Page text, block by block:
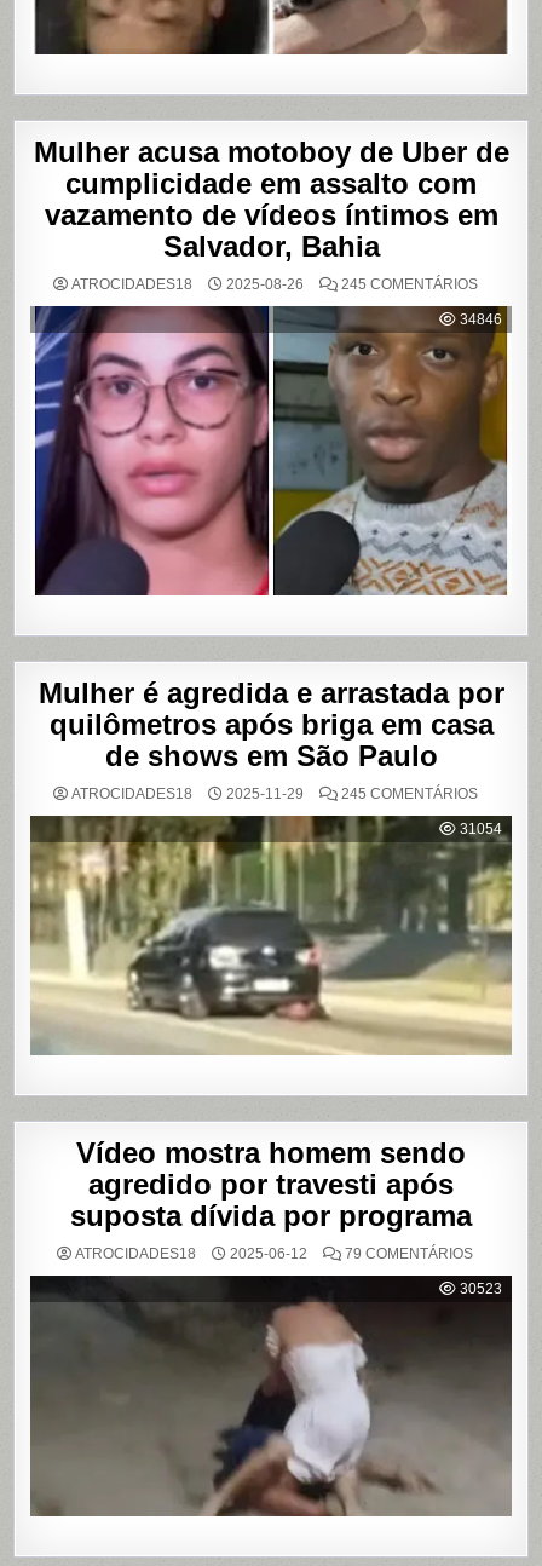
Mulher acusa motoboy de Uber de
cumplicidade em assalto com
vazamento de vídeos íntimos em
Salvador, Bahia
ATROCIDADES18 2025-08-26 245 COMENTÁRIOSEM
ACUSA
DE
UBER
DE
EM
DE
VÍDEOS
ÍNTIMOS
EM
BAHIA
34846
Mulher é agredida e arrastada por
quilômetros após briga em casa
de shows em São Paulo
ATROCIDADES18 2025-11-29 245 COMENTÁRIOSEM
É
E
POR
APÓS
BRIGA
EM
CASA
SHOWS
SÃO
PAULO
31054
Vídeo mostra homem sendo
agredido por travesti após
suposta dívida por programa
ATROCIDADES18 2025-06-12 79 COMENTÁRIOSEM
MOSTRA
HOMEM
30523